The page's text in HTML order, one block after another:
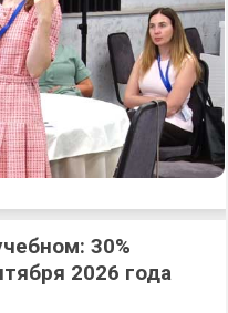
30%
2026 года